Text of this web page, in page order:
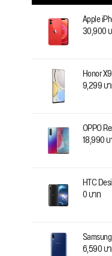
Apple
30,900
Honor X9
9,299 บ
OPPO
18,990
HTC
0 บาท
6,590 บ